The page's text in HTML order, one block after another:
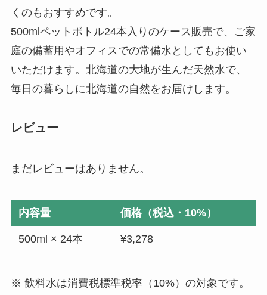
くのもおすすめです。
500mlペットボトル24本入りのケース販売で、ご家
庭の備蓄用やオフィスでの常備水としてもお使い
いただけます。北海道の大地が生んだ天然水で、
毎日の暮らしに北海道の自然をお届けします。
レビュー
まだレビューはありません。
内容量 価格（税込・10%）
500ml × 24本 ¥3,278
※ 飲料水は消費税標準税率（10%）の対象です。